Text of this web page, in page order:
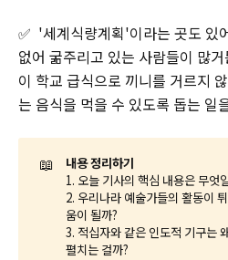
✅ '세계식량계획'이라는 곳도 있
없어 굶주리고 있는 사람들이 많
이 학교 급식으로 끼니를 거르지
는 음식을 먹을 수 있도록 돕는 일
📖
내용 정리하기
1. 오늘 기사의 핵심 내용은 무엇
2. 우리나라 예술가들의 활동이
움이 될까?
3. 적십자와 같은 인도적 기구는
펼치는 걸까?